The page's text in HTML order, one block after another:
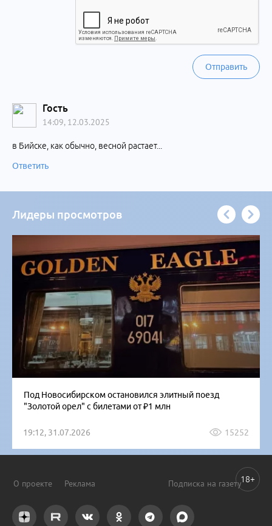
Отправить
Гость
14:09, 12.03.2025
в Бийске, как обычно, весной растает...
Ответить
Лидеры просмотров
Под Новосибирском остановился элитный поезд
"Золотой орел" с билетами от ₽1 млн
19:12, 31.07.2026 15252
О проекте Реклама Подписка на газету18+